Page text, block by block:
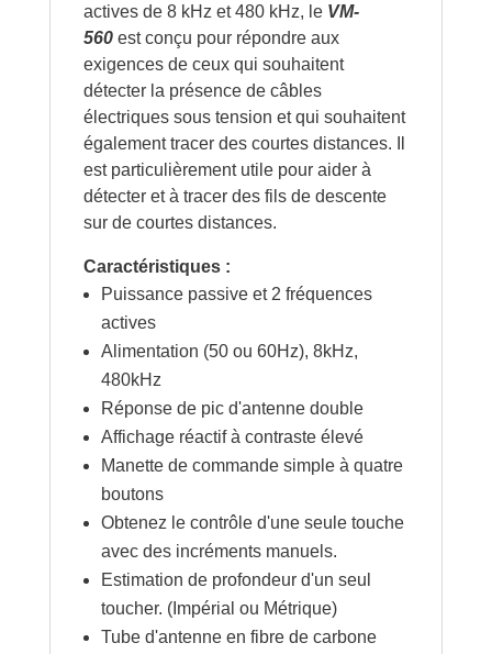
actives de 8 kHz et 480 kHz, le VM-
560 est conçu pour répondre aux
exigences de ceux qui souhaitent
détecter la présence de câbles
électriques sous tension et qui souhaitent
également tracer des courtes distances. Il
est particulièrement utile pour aider à
détecter et à tracer des fils de descente
sur de courtes distances.
Caractéristiques :
Puissance passive et 2 fréquences
actives
Alimentation (50 ou 60Hz), 8kHz,
480kHz
Réponse de pic d'antenne double
Affichage réactif à contraste élevé
Manette de commande simple à quatre
boutons
Obtenez le contrôle d'une seule touche
avec des incréments manuels.
Estimation de profondeur d'un seul
toucher. (Impérial ou Métrique)
Tube d'antenne en fibre de carbone